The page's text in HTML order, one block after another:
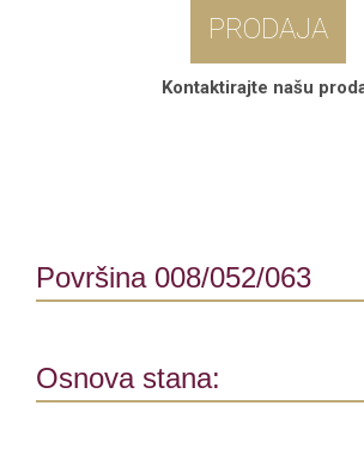
PRODAJA
Kontaktirajte našu
Površina 008/052/063
Osnova stana: